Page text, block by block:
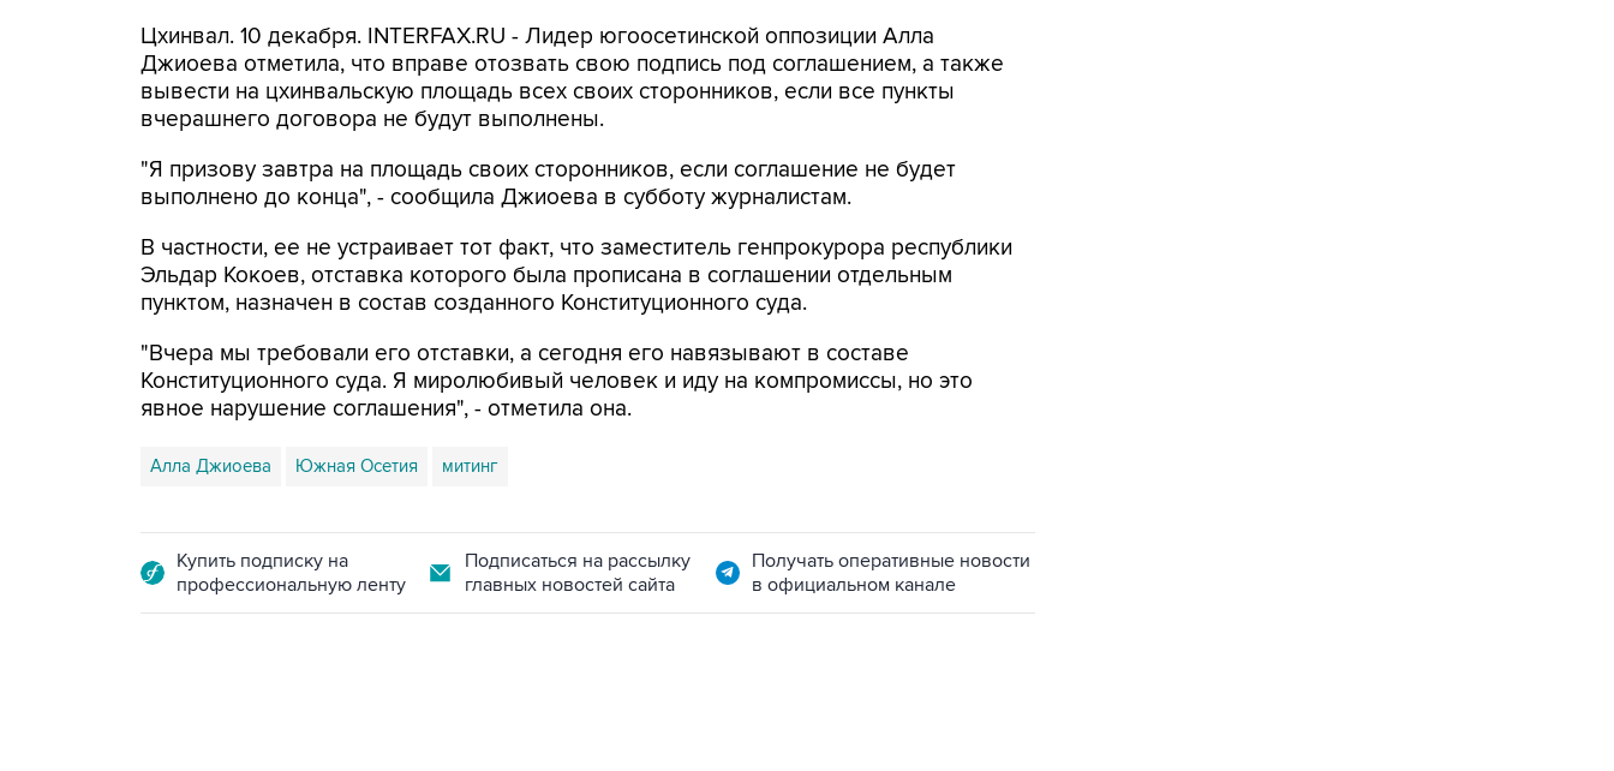
Цхинвал. 10 декабря. INTERFAX.RU - Лидер югоосетинской оппозиции Алла
Джиоева отметила, что вправе отозвать свою подпись под соглашением, а также
вывести на цхинвальскую площадь всех своих сторонников, если все пункты
вчерашнего договора не будут выполнены.
"Я призову завтра на площадь своих сторонников, если соглашение не будет
выполнено до конца", - сообщила Джиоева в субботу журналистам.
В частности, ее не устраивает тот факт, что заместитель генпрокурора республики
Эльдар Кокоев, отставка которого была прописана в соглашении отдельным
пунктом, назначен в состав созданного Конституционного суда.
"Вчера мы требовали его отставки, а сегодня его навязывают в составе
Конституционного суда. Я миролюбивый человек и иду на компромиссы, но это
явное нарушение соглашения", - отметила она.
Алла Джиоева Южная Осетия митинг
Купить подписку на
профессиональную ленту
Подписаться на рассылку
главных новостей сайта
Получать оперативные новости
в официальном канале